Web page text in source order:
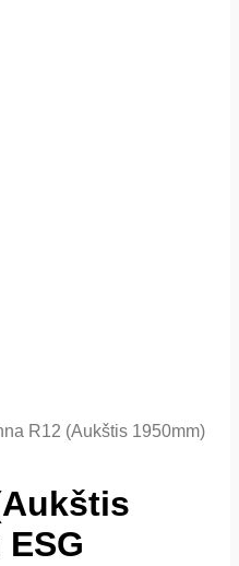
R12 (Aukštis 1950mm)